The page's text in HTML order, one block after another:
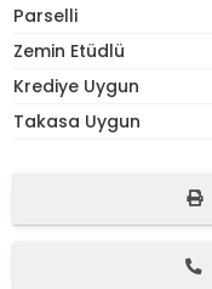
Parselli
Zemin Etüdlü
Krediye Uygun
Takasa Uygun